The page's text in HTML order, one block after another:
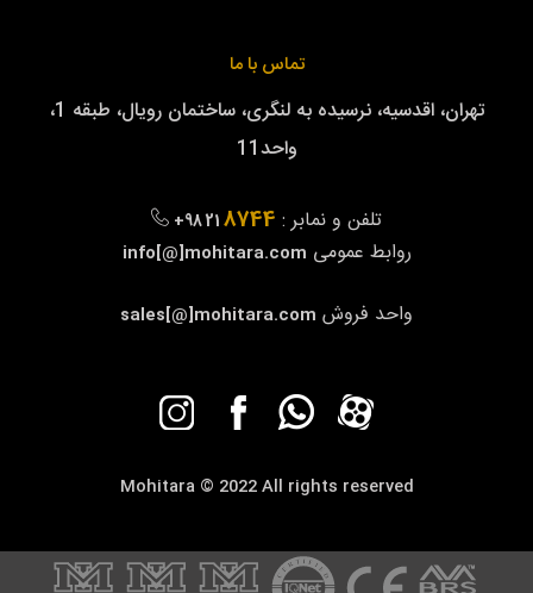
تماس با ما
تهران، اقدسیه، نرسیده به لنگری، ساختمان رویال، طبقه 1،
واحد11
تلفن و نمابر : +98 218744
روابط عمومی info[@]mohitara.com
واحد فروش sales[@]mohitara.com
Mohitara © 2022 All rights reserved